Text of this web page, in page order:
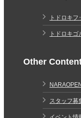
トドロキ
トドロキゴ
Other
スタッフ募